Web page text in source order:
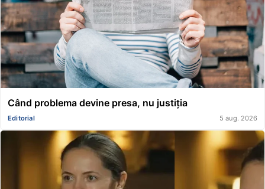
Când problema devine presa, nu justiția
Editorial 5 aug. 2026